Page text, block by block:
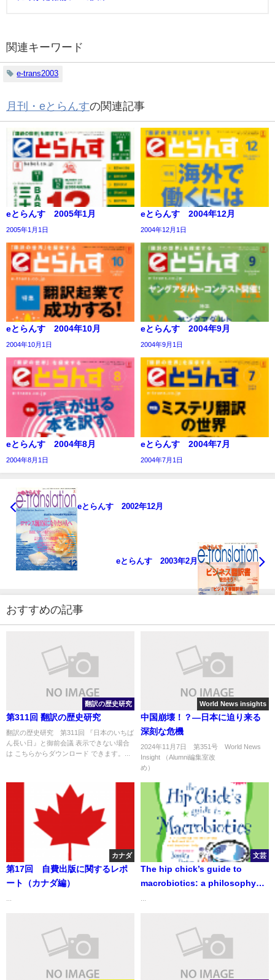
関連キーワード
e-trans2003
月刊・eとらんすの関連記事
eとらんす 2005年1月
2005年1月1日
eとらんす 2004年12月
2004年12月1日
eとらんす 2004年10月
2004年10月1日
eとらんす 2004年9月
2004年9月1日
eとらんす 2004年8月
2004年8月1日
eとらんす 2004年7月
2004年7月1日
eとらんす 2002年12月
eとらんす 2003年2月
おすすめの記事
翻訳の歴史研究
第311回 翻訳の歴史研究
翻訳の歴史研究 第311回 『日本のいちば
ん長い日』と御前会議 表示できない場合
は こちらからダウンロード できます。...
World News insights
中国崩壊！？―日本に迫り来る
深刻な危機
2024年11月7日 第351号 World News
Insight （Alumni編集室改
め）
カナダ
第17回 自費出版に関するレポ
ート（カナダ編）
文芸
The hip chick’s guide to
macrobiotics: a philosophy
と体をつくろう！」